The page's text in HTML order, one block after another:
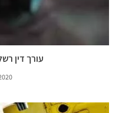
עורך דין